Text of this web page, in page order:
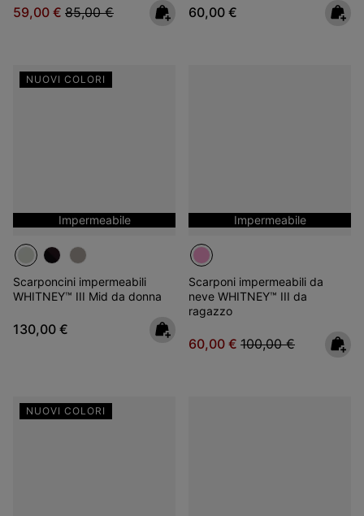
Sale price:
59,00 € Regular price:
85,00 € Regular price:
60,00 €
NUOVI COLORI
Impermeabile
Scarponcini impermeabili
WHITNEY™ III Mid da donna
Regular price:
130,00 €
Impermeabile
Scarponi impermeabili da
neve WHITNEY™ III da
ragazzo
Sale price:
60,00 € Regular price:
100,00 €
NUOVI COLORI